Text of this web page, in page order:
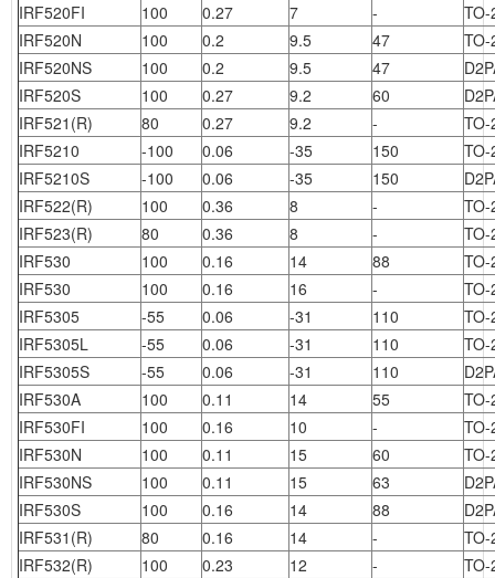
IRF520FI
100 0.27 7 -
TO-
IRF520N
100 0.2 9.5 47
TO-
IRF520NS
100 0.2 9.5 47
IRF520S
100 0.27 9.2 60
IRF521(R)
80 0.27 9.2 -
TO-
IRF5210
-100 0.06 -35 150
TO-
IRF5210S
-100 0.06 -35 150
IRF522(R)
100 0.36 8 -
TO-
IRF523(R)
80 0.36 8 -
TO-
IRF530
100 0.16 14 88
TO-
IRF530
100 0.16 16 -
TO-
IRF5305
-55 0.06 -31 110
TO-
IRF5305L
-55 0.06 -31 110
TO-
IRF5305S
-55 0.06 -31 110
IRF530A
100 0.11 14 55
TO-
IRF530FI
100 0.16 10 -
TO-
IRF530N
100 0.11 15 60
TO-
IRF530NS
100 0.11 15 63
IRF530S
100 0.16 14 88
IRF531(R)
80 0.16 14 -
TO-
IRF532(R)
100 0.23 12 -
TO-